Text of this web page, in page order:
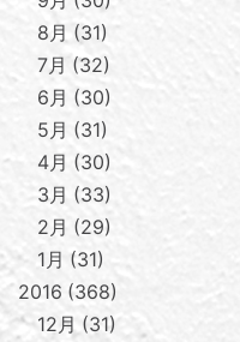
8月
31
7月
32
6月
30
5月
31
4月
30
3月
33
2月
29
1月
31
2016 368
12月
31